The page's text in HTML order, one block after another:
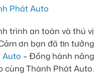
Phát Auto
trình an toàn và thú vị
ơn bạn đã tin tưởng
Auto – Đồng hành nâng
cùng Thành Phát Auto.